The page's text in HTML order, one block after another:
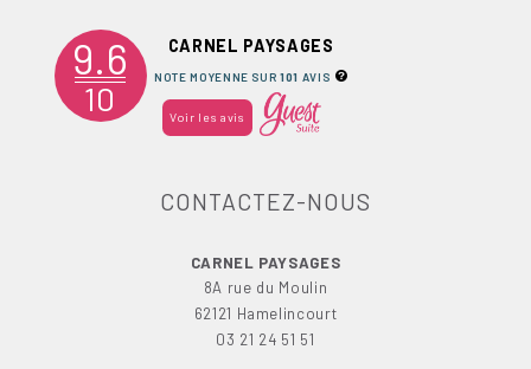
9.6
10
CARNEL PAYSAGES
NOTE MOYENNE SUR101 AVIS
Voir les avis
CONTACTEZ-NOUS
CARNEL PAYSAGES
8A rue du Moulin
62121 Hamelincourt
03 21 24 51 51